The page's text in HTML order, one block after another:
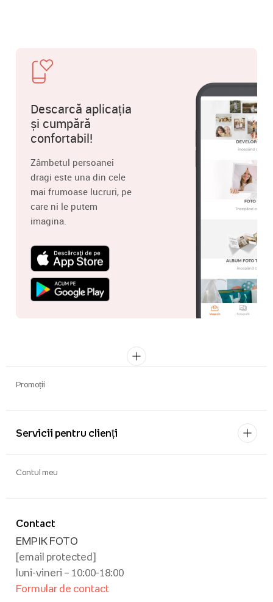
Descarcă aplicația
și cumpără
confortabil!
Zâmbetul persoanei
dragi este una din cele
mai frumoase lucruri, pe
care ni le putem
imagina.
Promoții
Servicii pentru clienți
Contact
EMPIK FOTO
[email protected]
luni-vineri – 10:00-18:00
Formular de contact
Contul meu